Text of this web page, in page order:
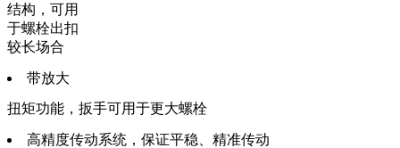
结构，可用
于螺栓出扣
较长场合
带放大
扭矩功能，扳手可用于更大螺栓
高精度传动系统，保证平稳、精准传动